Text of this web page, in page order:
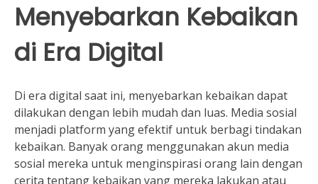
Menyebarkan Kebaikan
di Era Digital
Di era digital saat ini, menyebarkan kebaikan dapat
dilakukan dengan lebih mudah dan luas. Media sosial
menjadi platform yang efektif untuk berbagi tindakan
kebaikan. Banyak orang menggunakan akun media
sosial mereka untuk menginspirasi orang lain dengan
cerita tentang kebaikan yang mereka lakukan atau